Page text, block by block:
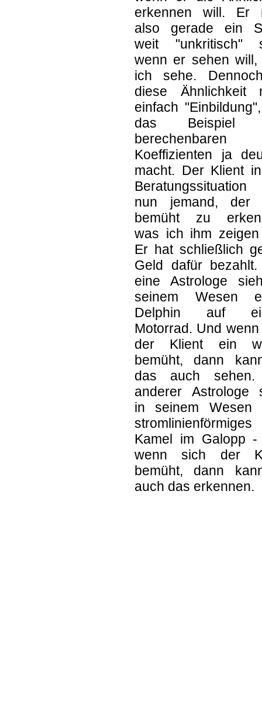
erkennen will. Er
also gerade ein
weit "unkritisch"
wenn er sehen will,
ich sehe.
diese Ähnlichkeit
einfach
das Beispiel
berechenbaren
Koeffizienten ja
macht. Der Klient
nun jemand, der
bemüht zu
was ich ihm
Er hat schließlich
Geld dafür
eine Astrologe
seinem Wesen
Delphin auf
Motorrad. Und
der Klient ein
bemüht, dann
das auch sehen.
anderer Astrologe
in seinem Wesen
stromlinienförmiges
Kamel im Galopp -
wenn sich der
bemüht, dann
auch das erkennen.